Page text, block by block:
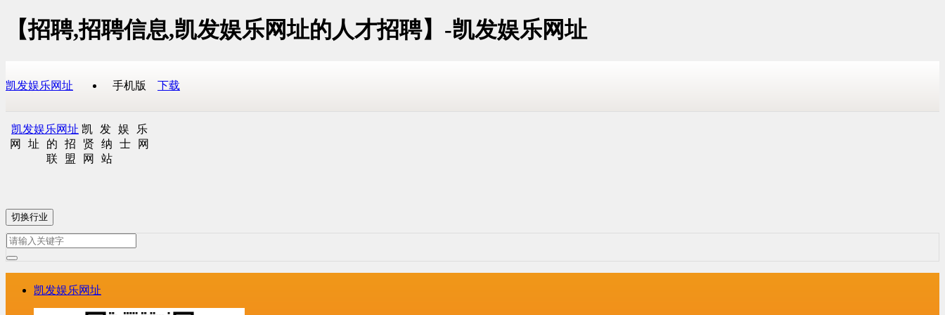
【招聘,招聘信息,凯发娱乐网址的人才招聘】-凯发娱乐网址
凯发娱乐网址 手机版 下载
凯发娱乐网址 凯发娱乐
网址的招贤纳士网
联盟网站
切换行业
凯发娱乐网址